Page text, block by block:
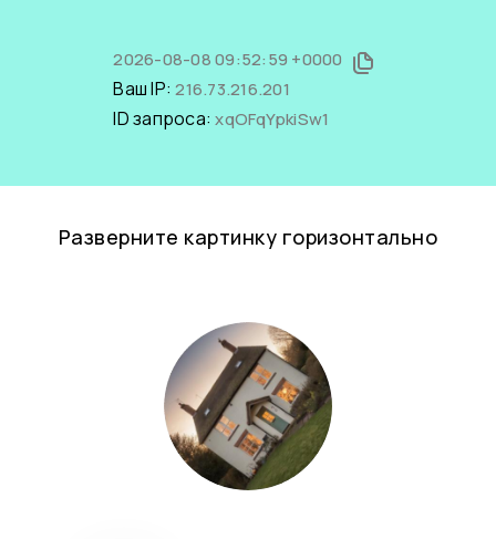
2026-08-08 09:52:59 +0000
Ваш IP:216.73.216.201
ID запроса:xqOFqYpkiSw1
Разверните картинку горизонтально